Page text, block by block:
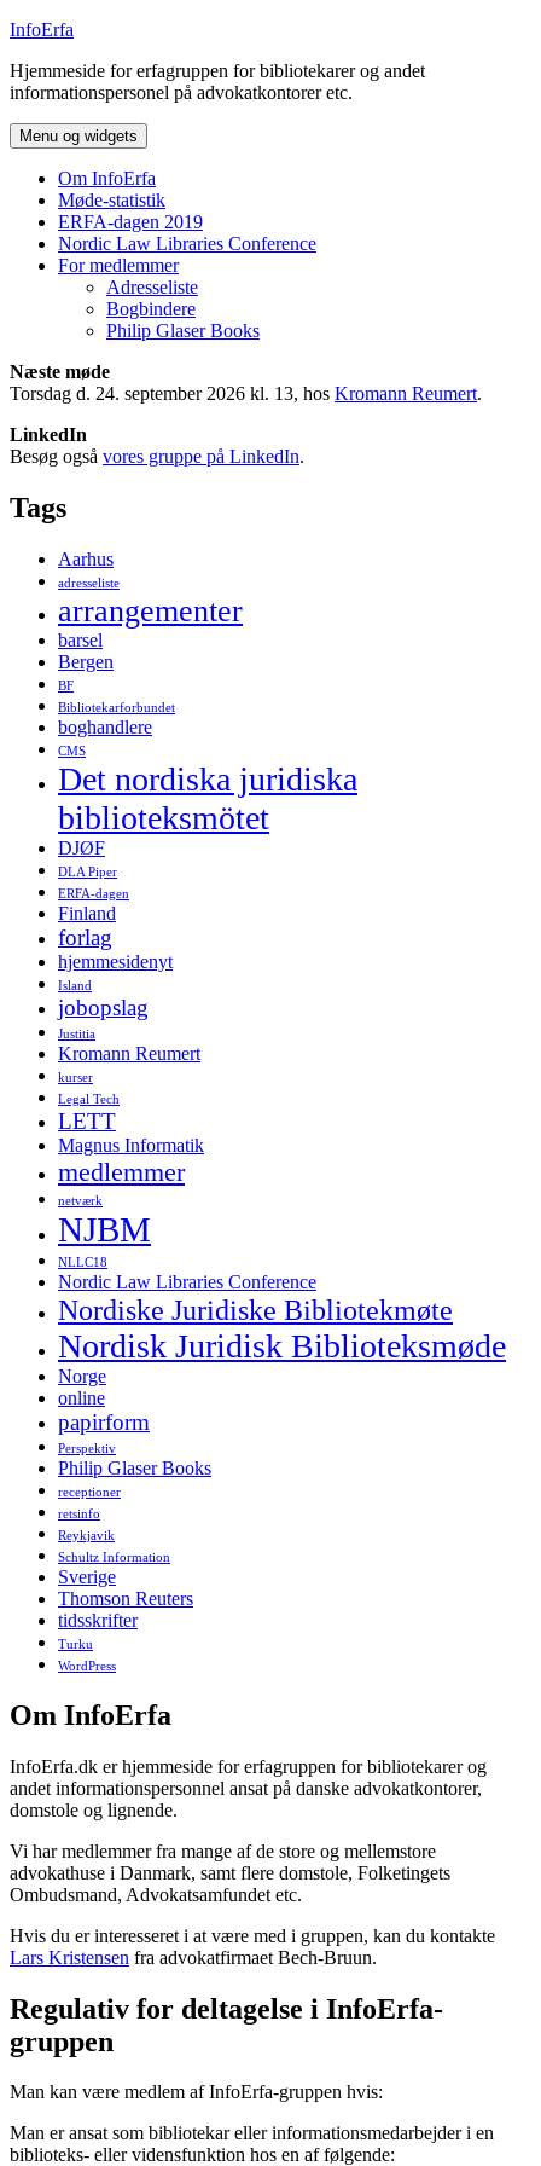
Hop
indhold
InfoErfa
Hjemmeside for erfagruppen for bibliotekarer og andet
informationspersonel på advokatkontorer etc.
Menu og widgets
Om InfoErfa
Møde-statistik
ERFA-dagen 2019
Nordic Law Libraries Conference
For medlemmer
Adresseliste
Bogbindere
Philip Glaser Books
Næste møde
Torsdag d. 24. september 2026 kl. 13, hos Kromann Reumert.
LinkedIn
Besøg også vores gruppe på LinkedIn.
Tags
Aarhus
adresseliste
arrangementer
barsel
Bergen
BF
Bibliotekarforbundet
boghandlere
CMS
Det nordiska juridiska
biblioteksmötet
DJØF
DLA Piper
ERFA-dagen
Finland
forlag
hjemmesidenyt
Island
jobopslag
Justitia
Kromann Reumert
kurser
Legal Tech
LETT
Magnus Informatik
medlemmer
netværk
NJBM
NLLC18
Nordic Law Libraries Conference
Nordiske Juridiske Bibliotekmøte
Nordisk Juridisk Biblioteksmøde
Norge
online
papirform
Perspektiv
Philip Glaser Books
receptioner
retsinfo
Reykjavik
Schultz Information
Sverige
Thomson Reuters
tidsskrifter
Turku
WordPress
Om InfoErfa
InfoErfa.dk er hjemmeside for erfagruppen for bibliotekarer og
andet informationspersonnel ansat på danske advokatkontorer,
domstole og lignende.
Vi har medlemmer fra mange af de store og mellemstore
advokathuse i Danmark, samt flere domstole, Folketingets
Ombudsmand, Advokatsamfundet etc.
Hvis du er interesseret i at være med i gruppen, kan du kontakte
Lars Kristensen fra advokatfirmaet Bech-Bruun.
Regulativ for deltagelse i InfoErfa-
gruppen
Man kan være medlem af InfoErfa-gruppen hvis:
Man er ansat som bibliotekar eller informationsmedarbejder i en
biblioteks- eller vidensfunktion hos en af følgende: